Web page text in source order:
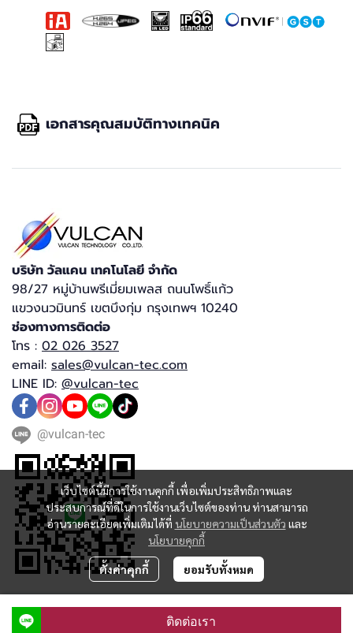
เอกสารคุณสมบัติทางเทคนิค
ติดต่อเรา
เว็บไซต์นี้มีการใช้งานคุกกี้ เพื่อเพิ่มประสิทธิภาพและ
ประสบการณ์ที่ดีในการใช้งานเว็บไซต์ของท่าน ท่านสามารถ
อ่านรายละเอียดเพิ่มเติมได้ที่ นโยบายความเป็นส่วนตัว และ
นโยบายคุกกี้
ตั้งค่าคุกกี้ ยอมรับทั้งหมด
บริษัท วัลแคน เทคโนโลยี จำกัด​
98/27 หมู่บ้านพรีเมี่ยมเพลส ถนนโพธิ์แก้ว
แขวงนวมินทร์ เขตบึงกุ่ม กรุงเทพฯ 10240​
ช่องทางการติดต่อ
โทร : 02 026 3527
email: sales@vulcan-tec.com
LINE ID: @vulcan-tec
@vulcan-tec
Copyright | All Rights Reserved | Powered by MWE